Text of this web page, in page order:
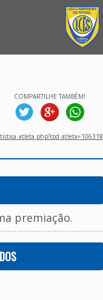
COMPARTILHE TAMBÉM!
premiação.